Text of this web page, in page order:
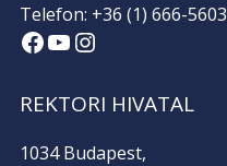
Telefon: +36 (1) 666-5603
Facebook
YouTube
Instagram
REKTORI HIVATAL
1034 Budapest,